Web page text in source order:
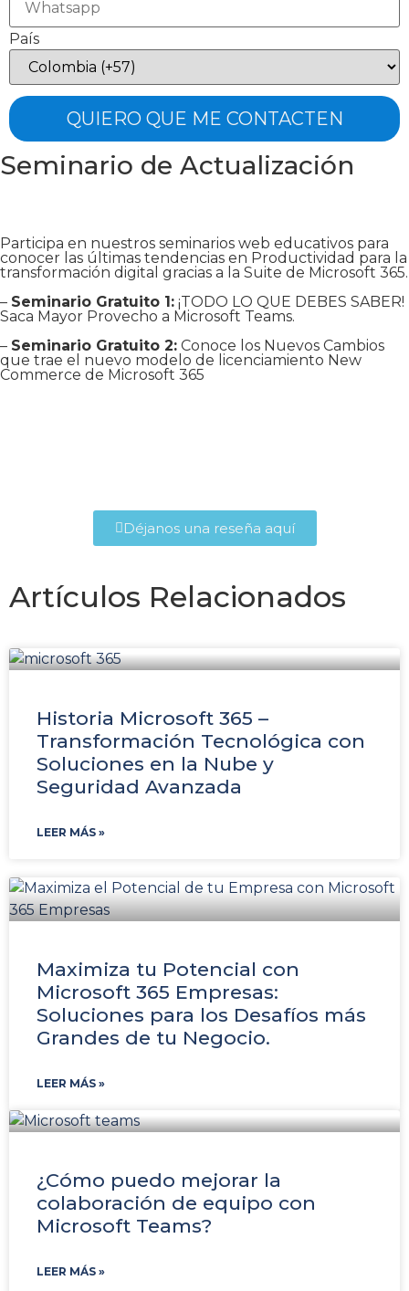
País
Seminario de Actualización
Participa en nuestros seminarios web educativos para
conocer las últimas tendencias en Productividad para la
transformación digital gracias a la Suite de Microsoft 365.
– Seminario Gratuito 1: ¡TODO LO QUE DEBES SABER!
Saca Mayor Provecho a Microsoft Teams.
– Seminario Gratuito 2: Conoce los Nuevos Cambios
que trae el nuevo modelo de licenciamiento New
Commerce de Microsoft 365
Déjanos una reseña aquí
Artículos Relacionados
Historia Microsoft 365 –
Transformación Tecnológica con
Soluciones en la Nube y
Seguridad Avanzada
LEER MÁS »
Maximiza tu Potencial con
Microsoft 365 Empresas:
Soluciones para los Desafíos más
Grandes de tu Negocio.
LEER MÁS »
¿Cómo puedo mejorar la
colaboración de equipo con
Microsoft Teams?
LEER MÁS »